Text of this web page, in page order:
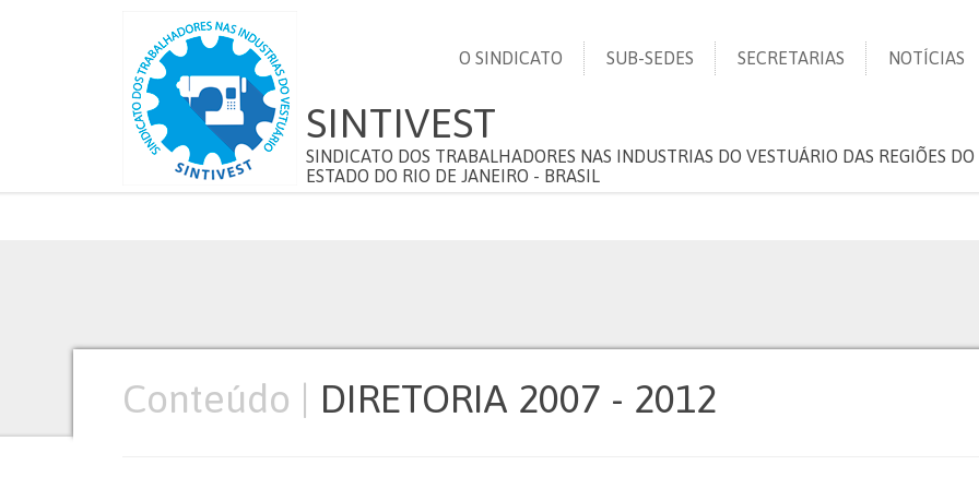
O SINDICATO SUB-SEDES SECRETARIAS NOTÍCIAS
SINTIVEST
SINDICATO DOS TRABALHADORES NAS INDUSTRIAS DO VESTUÁRIO DAS REGIÕES
ESTADO DO RIO DE JANEIRO - BRASIL
Conteúdo | DIRETORIA 2007 - 2012